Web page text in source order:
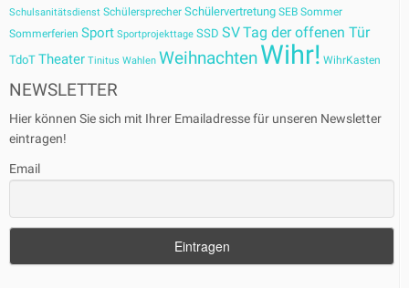
Schulsanitätsdienst Schülersprecher Schülervertretung SEB Sommer
Sommerferien Sport Sportprojekttage SSD SVTag der offenen Tür
TdoT Theater Tinitus Wahlen WeihnachtenWihr! WihrKasten
NEWSLETTER
Hier können Sie sich mit Ihrer Emailadresse für unseren Newsletter
eintragen!
Email